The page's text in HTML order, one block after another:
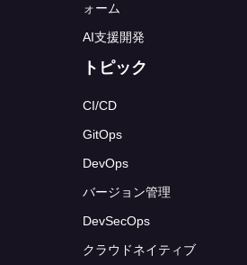
ォーム
AI支援開発
トピック
CI/CD
GitOps
DevOps
バージョン管理
DevSecOps
クラウドネイティブ